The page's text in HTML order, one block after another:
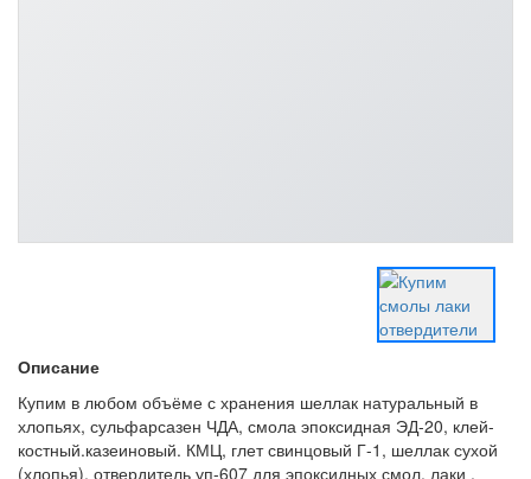
Описание
Купим в любом объёме с хранения шеллак натуральный в
хлопьях, сульфарсазен ЧДА, смола эпоксидная ЭД-20, клей-
костный.казеиновый. КМЦ, глет свинцовый Г-1, шеллак сухой
(хлопья), отвердитель уп-607 для эпоксидных смол, лаки ,